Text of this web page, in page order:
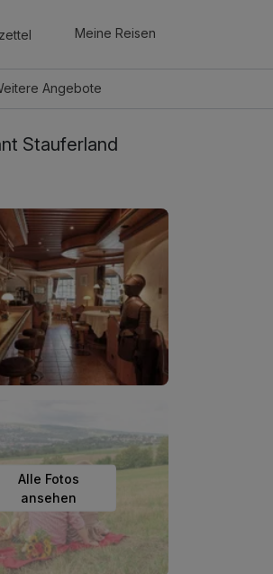
Meine Reisen
Angebote
Stauferland
Alle Fotos
ansehen